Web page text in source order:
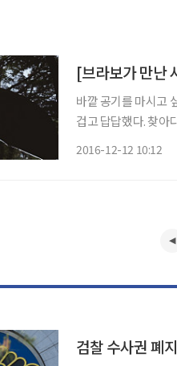
[브라보가 만난
바깥 공기를 마시고
겁고 답답했다. 찾아
2016-12-12 10:12